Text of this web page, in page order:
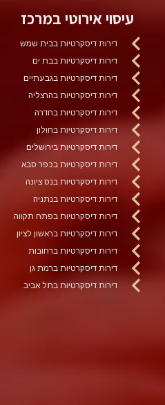
עיסוי אירוטי במרכז
דירות דיסקרטיות בבית שמש
דירות דיסקרטיות בבת ים
דירות דיסקרטיות בגבעתיים
דירות דיסקרטיות בהרצליה
דירות דיסקרטיות בחדרה
דירות דיסקרטיות בחולון
דירות דיסקרטיות בירושלים
דירות דיסקרטיות בכפר סבא
דירות דיסקרטיות בנס ציונה
דירות דיסקרטיות בנתניה
דירות דיסקרטיות בפתח תקווה
דירות דיסקרטיות בראשון לציון
דירות דיסקרטיות ברחובות
דירות דיסקרטיות ברמת גן
דירות דיסקרטיות בתל אביב